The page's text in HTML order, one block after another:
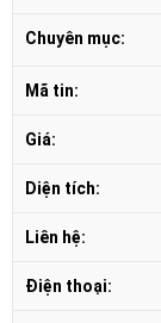
Chuyên mục:
Mã tin:
Giá:
Diện tích:
Liên hệ:
Điện thoại: